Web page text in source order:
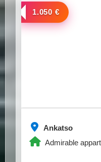
Ankatso
Admirable
a louer
1.050 €